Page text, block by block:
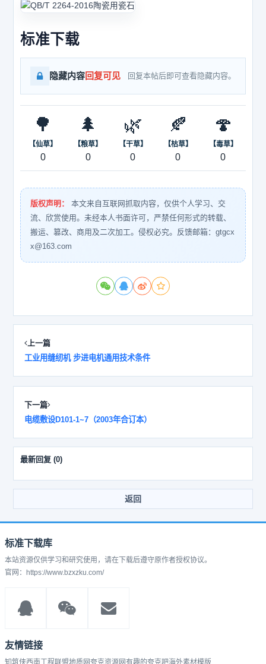
标准下载
隐藏内容回复可见 回复本帖后即可查看隐藏内容。
🌳
【仙草】
0
🌲
【粮草】
0
🌿
【干草】
0
🍂
【枯草】
0
🍄
【毒草】
0
版权声明：
本文来自互联网抓取内容，仅供个人学习、交
流、欣赏使用。未经本人书面许可，严禁任何形式的转载、
搬运、篡改、商用及二次加工。侵权必究。反馈邮箱：gtgcx
x@163.com
上一篇
工业用缝纫机 步进电机通用技术条件
下一篇
电缆敷设D101-1~7（2003年合订本）
最新回复 (0)
返回
标准下载库
本站资源仅供学习和研究使用，请在下载后遵守原作者授权协议。
官网：https://www.bzxzku.com/
友情链接
知筑侠西南工程联盟地质网夸克资源网有趣的夸克吧海外素材模版